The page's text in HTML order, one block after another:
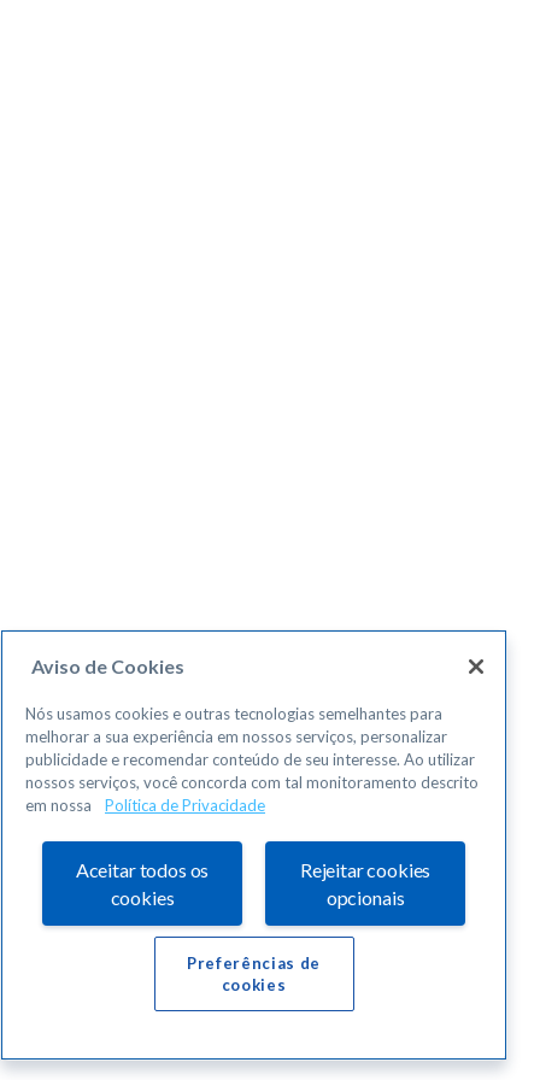
Aviso de Cookies
Nós usamos cookies e outras tecnologias semelhantes para
melhorar a sua experiência em nossos serviços, personalizar
publicidade e recomendar conteúdo de seu interesse. Ao utilizar
nossos serviços, você concorda com tal monitoramento descrito
em nossa
Política de Privacidade
Aceitar todos os
cookies
Rejeitar cookies
opcionais
Preferências de
cookies